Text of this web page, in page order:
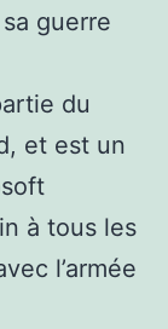
guerre
du
et est un
à tous les
l’armée